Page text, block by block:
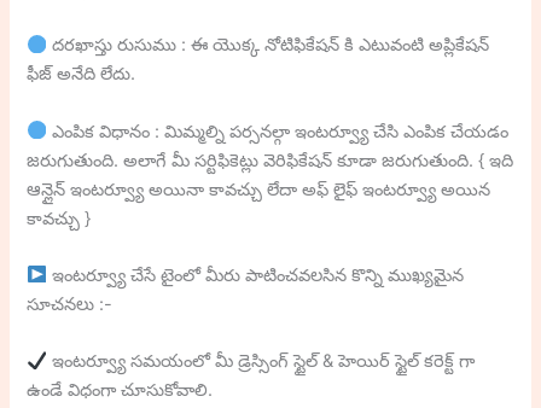
దరఖాస్తు రుసుము : ఈ యొక్క నోటిఫికేషన్ కి ఎటువంటి అప్లికేషన్
ఫీజ్ అనేది లేదు.
ఎంపిక విధానం : మిమ్మల్ని పర్సనల్గా ఇంటర్వ్యూ చేసి ఎంపిక చేయడం
జరుగుతుంది. అలాగే మీ సర్టిఫికెట్లు వెరిఫికేషన్ కూడా జరుగుతుంది. { ఇది
ఆన్లైన్ ఇంటర్వ్యూ అయినా కావచ్చు లేదా అఫ్ లైఫ్ ఇంటర్వ్యూ అయిన
కావచ్చు }
ఇంటర్వ్యూ చేసే టైంలో మీరు పాటించవలసిన కొన్ని ముఖ్యమైన
సూచనలు :-
ఇంటర్వ్యూ సమయంలో మీ డ్రెస్సింగ్ స్టైల్ & హెయిర్ స్టైల్ కరెక్ట్ గా
ఉండే విధంగా చూసుకోవాలి.